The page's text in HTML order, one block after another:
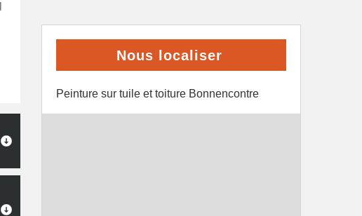
Nous localiser
Peinture sur tuile et toiture Bonnencontre